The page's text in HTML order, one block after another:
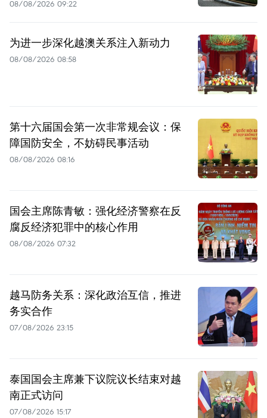
08/08/2026 09:22
为进一步深化越澳关系注入新动力
08/08/2026 08:58
第十六届国会第一次非常规会议：保
障国防安全，不妨碍民事活动
08/08/2026 08:16
国会主席陈青敏：强化经济警察在反
腐反经济犯罪中的核心作用
08/08/2026 07:32
越马防务关系：深化政治互信，推进
务实合作
07/08/2026 23:15
泰国国会主席兼下议院议长结束对越
南正式访问
07/08/2026 15:17